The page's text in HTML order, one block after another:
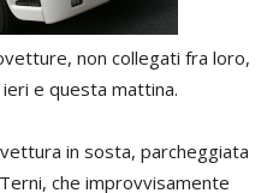
non collegati fra loro,
e questa mattina.
in sosta, parcheggiata
che improvvisamente